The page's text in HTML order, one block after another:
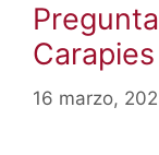
16 marzo,